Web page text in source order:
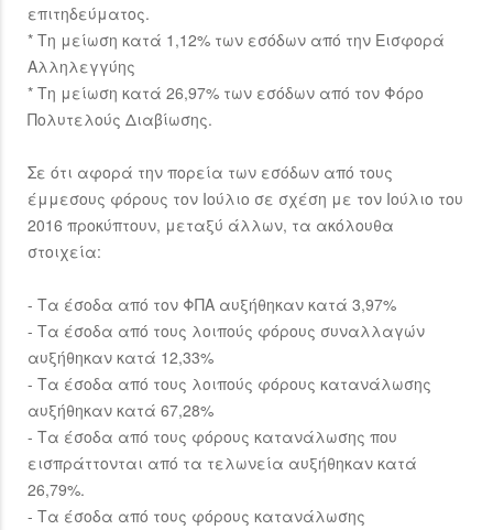
επιτηδεύματος.
* Τη μείωση κατά 1,12% των εσόδων από την Εισφορά
Αλληλεγγύης
* Τη μείωση κατά 26,97% των εσόδων από τον Φόρο
Πολυτελούς Διαβίωσης.
Σε ότι αφορά την πορεία των εσόδων από τους
έμμεσους φόρους τον Ιούλιο σε σχέση με τον Ιούλιο του
2016 προκύπτουν, μεταξύ άλλων, τα ακόλουθα
στοιχεία:
- Τα έσοδα από τον ΦΠΑ αυξήθηκαν κατά 3,97%
- Τα έσοδα από τους λοιπούς φόρους συναλλαγών
αυξήθηκαν κατά 12,33%
- Τα έσοδα από τους λοιπούς φόρους κατανάλωσης
αυξήθηκαν κατά 67,28%
- Τα έσοδα από τους φόρους κατανάλωσης που
εισπράττονται από τα τελωνεία αυξήθηκαν κατά
26,79%.
- Τα έσοδα από τους φόρους κατανάλωσης